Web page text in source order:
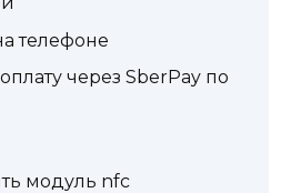
телефоне
через SberPay по
модуль nfc